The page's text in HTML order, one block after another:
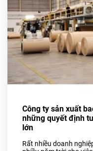
Công ty sản xuất
những quyết định
lớn
Rất nhiều doanh
Nhôm
MÀNG BỌC THỰC
PVC
MÀNG CO-EX NYLON
FILM
TUYỂN DỤNG
ĐỐI TÁC